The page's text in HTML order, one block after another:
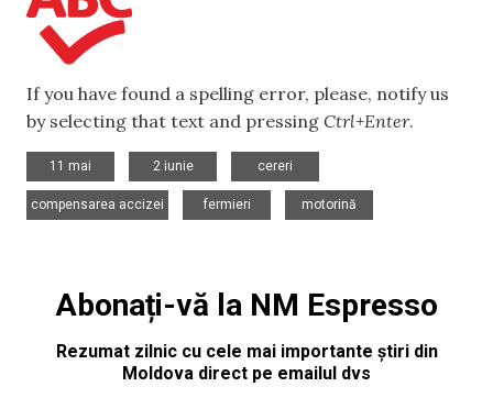
If you have found a spelling error, please, notify us
by selecting that text and pressing Ctrl+Enter.
11 mai
2 iunie
cereri
compensarea accizei
fermieri
motorină
Abonați-vă la NM Espresso
Rezumat zilnic cu cele mai importante știri din
Moldova direct pe emailul dvs